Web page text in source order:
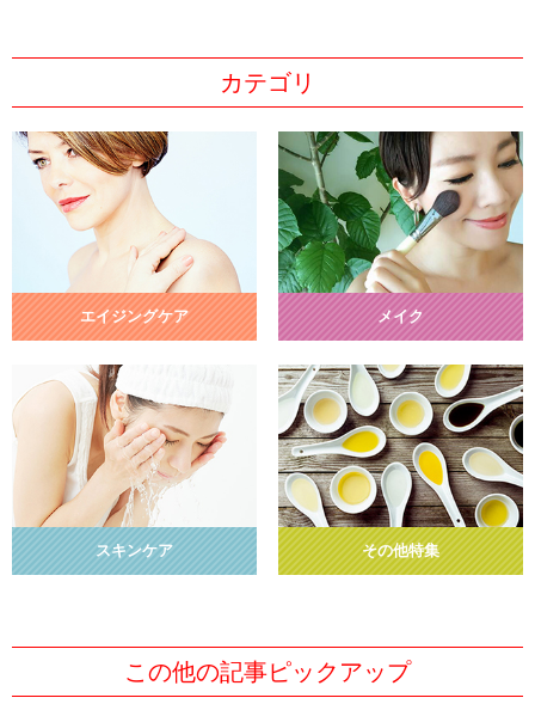
カテゴリ
エイジングケア メイク
スキンケア その他特集
この他の記事ピックアップ